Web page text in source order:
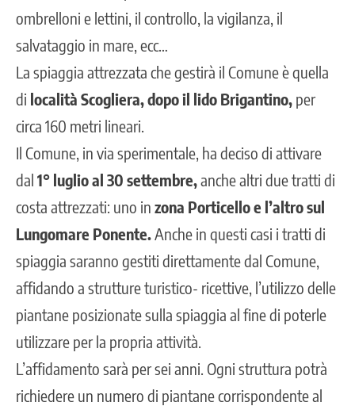
ombrelloni e lettini, il controllo, la vigilanza, il
salvataggio in mare, ecc…
La spiaggia attrezzata che gestirà il Comune è quella
di località Scogliera, dopo il lido Brigantino, per
circa 160 metri lineari.
Il Comune, in via sperimentale, ha deciso di attivare
dal 1° luglio al 30 settembre,anche altri due tratti di
costa attrezzati: uno in zona Porticello e l’altro sul
Lungomare Ponente. Anche in questi casi i tratti di
spiaggia saranno gestiti direttamente dal Comune,
affidando a strutture turistico- ricettive, l’utilizzo delle
piantane posizionate sulla spiaggia al fine di poterle
utilizzare per la propria attività.
L’affidamento sarà per sei anni. Ogni struttura potrà
richiedere un numero di piantane corrispondente al